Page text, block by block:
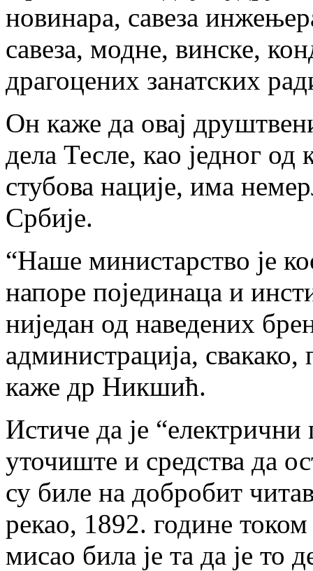
новинара, савеза
савеза, модне, винске,
драгоцених занатских
Он каже да овај
дела Тесле, као једног
стубова нације, има
Србије.
“Наше министарство је
напоре појединаца и
ниједан од наведених
администрација, свакако,
каже др Никшић.
Истиче да је
уточиште и средства да
су биле на добробит
рекао, 1892. године током
мисао била је та да је то